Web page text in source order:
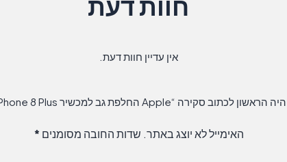
אין עדיין חוות דעת.
היה הראשון לכתוב סקירה “Apple החלפת גב למכשיר iPhone 8 Plus”
האימייל לא יוצג באתר. שדות החובה מסומנים *